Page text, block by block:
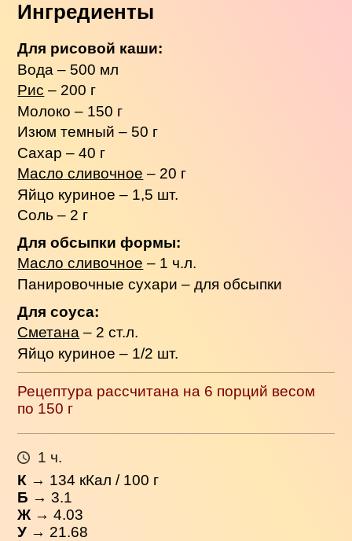
Ингредиенты
Для рисовой каши:
Вода – 500 мл
Рис – 200 г
Молоко – 150 г
Изюм темный – 50 г
Сахар – 40 г
Масло сливочное – 20 г
Яйцо куриное – 1,5 шт.
Соль – 2 г
Для обсыпки формы:
Масло сливочное – 1 ч.л.
Панировочные сухари – для обсыпки
Для соуса:
Сметана – 2 ст.л.
Яйцо куриное – 1/2 шт.
Рецептура рассчитана на 6 порций весом
по 150 г
1 ч.
К → 134 кКал / 100 г
Б → 3.1
Ж → 4.03
У → 21.68